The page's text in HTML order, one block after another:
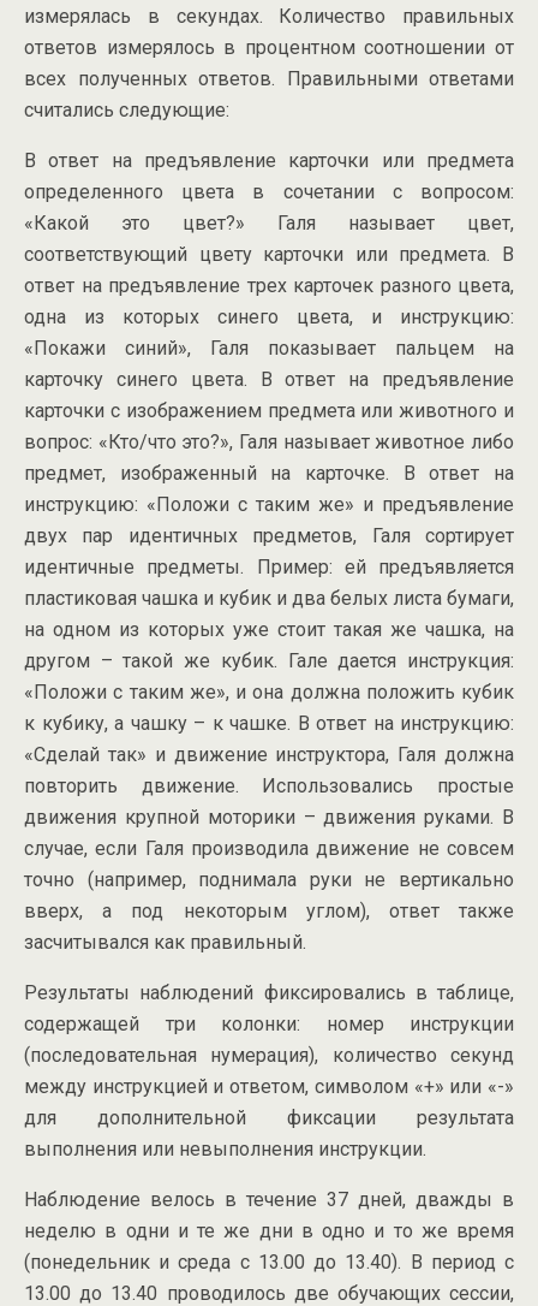
измерялась в секундах. Количество правильных
ответов измерялось в процентном соотношении от
всех полученных ответов. Правильными ответами
считались следующие:
В ответ на предъявление карточки или предмета
определенного цвета в сочетании с вопросом:
«Какой это цвет?» Галя называет цвет,
соответствующий цвету карточки или предмета. В
ответ на предъявление трех карточек разного цвета,
одна из которых синего цвета, и инструкцию:
«Покажи синий», Галя показывает пальцем на
карточку синего цвета. В ответ на предъявление
карточки с изображением предмета или животного и
вопрос: «Кто/что это?», Галя называет животное либо
предмет, изображенный на карточке. В ответ на
инструкцию: «Положи с таким же» и предъявление
двух пар идентичных предметов, Галя сортирует
идентичные предметы. Пример: ей предъявляется
пластиковая чашка и кубик и два белых листа бумаги,
на одном из которых уже стоит такая же чашка, на
другом – такой же кубик. Гале дается инструкция:
«Положи с таким же», и она должна положить кубик
к кубику, а чашку – к чашке. В ответ на инструкцию:
«Сделай так» и движение инструктора, Галя должна
повторить движение. Использовались простые
движения крупной моторики – движения руками. В
случае, если Галя производила движение не совсем
точно (например, поднимала руки не вертикально
вверх, а под некоторым углом), ответ также
засчитывался как правильный.
Результаты наблюдений фиксировались в таблице,
содержащей три колонки: номер инструкции
(последовательная нумерация), количество секунд
между инструкцией и ответом, символом «+» или «-»
для дополнительной фиксации результата
выполнения или невыполнения инструкции.
Наблюдение велось в течение 37 дней, дважды в
неделю в одни и те же дни в одно и то же время
(понедельник и среда с 13.00 до 13.40). В период с
13.00 до 13.40 проводилось две обучающих сессии,